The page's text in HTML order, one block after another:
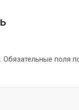
Обязательные поля